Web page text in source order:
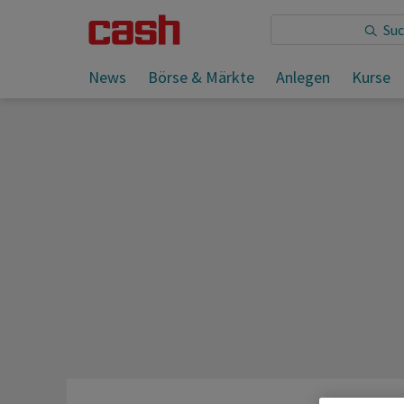
News Börse & Märkte Anlegen Kurse
Sie lesen: